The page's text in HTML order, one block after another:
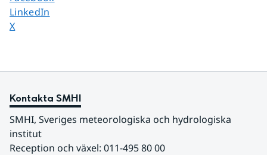
Dela sidan på
LinkedIn
Dela sidan på
X
Kontakta SMHI
SMHI, Sveriges meteorologiska och hydrologiska
institut
Reception och växel: 011-495 80 00